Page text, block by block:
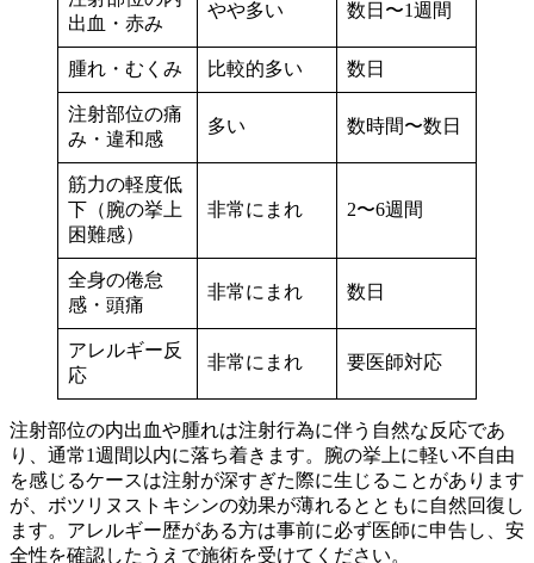
出血・赤み
やや多い 数日〜1週間
腫れ・むくみ 比較的多い 数日
注射部位の痛
み・違和感
多い 数時間〜数日
筋力の軽度低
下（腕の挙上
困難感）
非常にまれ 2〜6週間
全身の倦怠
感・頭痛
非常にまれ 数日
アレルギー反
応
非常にまれ 要医師対応
注射部位の内出血や腫れは注射行為に伴う自然な反応であ
り、通常1週間以内に落ち着きます。腕の挙上に軽い不自由
を感じるケースは注射が深すぎた際に生じることがあります
が、ボツリヌストキシンの効果が薄れるとともに自然回復し
ます。アレルギー歴がある方は事前に必ず医師に申告し、安
全性を確認したうえで施術を受けてください。